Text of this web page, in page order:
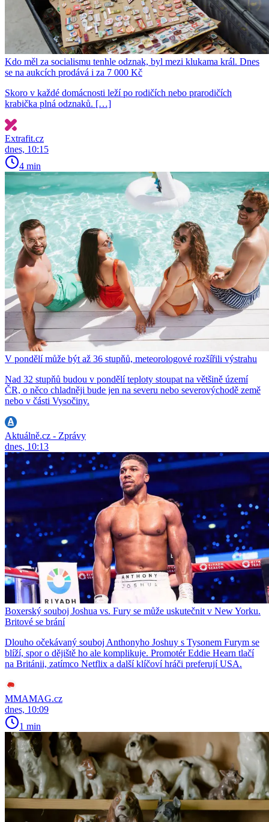
Kdo měl za socialismu tenhle odznak, byl mezi klukama král. Dnes
se na aukcích prodává i za 7 000 Kč
Skoro v každé domácnosti leží po rodičích nebo prarodičích
krabička plná odznaků. […]
Extrafit.cz
dnes, 10:15
4 min
V pondělí může být až 36 stupňů, meteorologové rozšířili výstrahu
Nad 32 stupňů budou v pondělí teploty stoupat na většině území
ČR, o něco chladněji bude jen na severu nebo severovýchodě země
nebo v části Vysočiny.
Aktuálně.cz - Zprávy
dnes, 10:13
Boxerský souboj Joshua vs. Fury se může uskutečnit v New Yorku.
Britové se brání
Dlouho očekávaný souboj Anthonyho Joshuy s Tysonem Furym se
blíží, spor o dějiště ho ale komplikuje. Promotér Eddie Hearn tlačí
na Británii, zatímco Netflix a další klíčoví hráči preferují USA.
MMAMAG.cz
dnes, 10:09
1 min